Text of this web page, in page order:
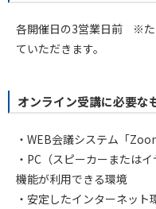
各開催日の3営業日前
※た
ていただきます。
オンライン受講に必要な
・WEB会議システム「
・PC（スピーカーまたは
機能が利用できる環境
・安定したインターネット